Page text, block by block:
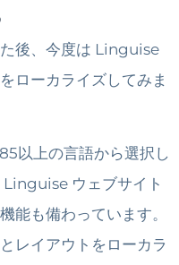
後、今度は Linguise
ローカライズしてみま
以上の言語から選択し
ウェブサイト
能も備わっています。
レイアウトをローカラ